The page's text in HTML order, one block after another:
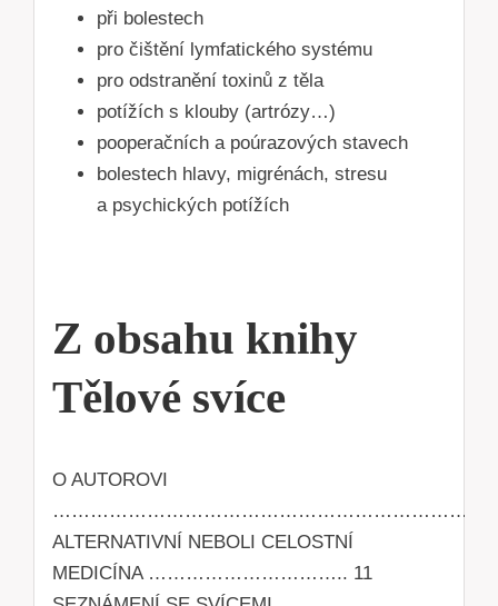
při bolestech
pro čištění lymfatického systému
pro odstranění toxinů z těla
potížích s klouby (artrózy…)
pooperačních a poúrazových stavech
bolestech hlavy, migrénách, stresu
a psychických potížích
Z obsahu knihy
Tělové svíce
O AUTOROVI
ALTERNATIVNÍ NEBOLI CELOSTNÍ
MEDICÍNA ………………………….. 11